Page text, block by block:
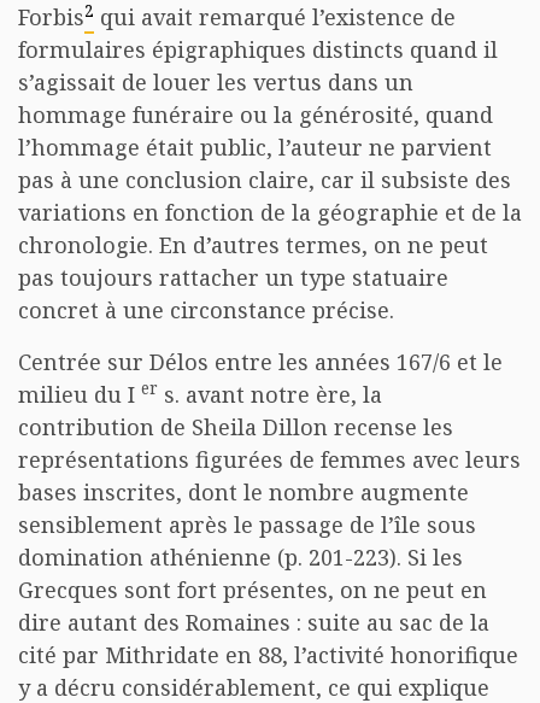
Forbis2 qui avait remarqué l’existence de
formulaires épigraphiques distincts quand il
s’agissait de louer les vertus dans un
hommage funéraire ou la générosité, quand
l’hommage était public, l’auteur ne parvient
pas à une conclusion claire, car il subsiste des
variations en fonction de la géographie et de la
chronologie. En d’autres termes, on ne peut
pas toujours rattacher un type statuaire
concret à une circonstance précise.
Centrée sur Délos entre les années 167/6 et le
milieu du I er s. avant notre ère, la
contribution de Sheila Dillon recense les
représentations figurées de femmes avec leurs
bases inscrites, dont le nombre augmente
sensiblement après le passage de l’île sous
domination athénienne (p. 201-223). Si les
Grecques sont fort présentes, on ne peut en
dire autant des Romaines : suite au sac de la
cité par Mithridate en 88, l’activité honorifique
y a décru considérablement, ce qui explique